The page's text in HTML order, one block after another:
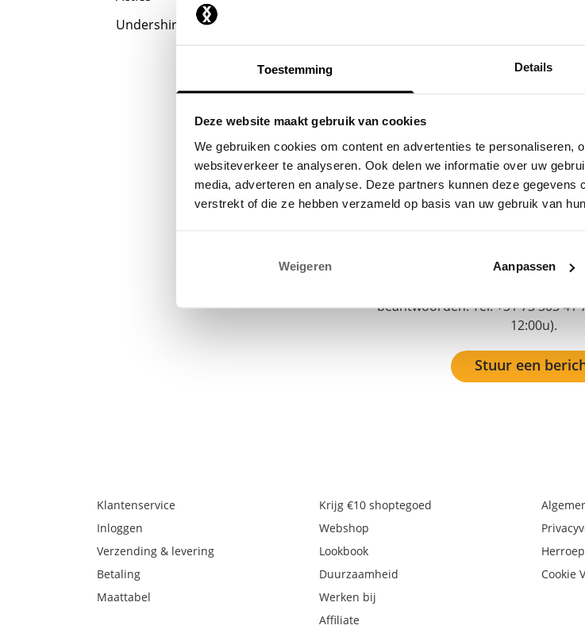
Toestemming Details
Deze website maakt gebruik van cookies
We gebruiken cookies om content en advertenties te personaliseren,
websiteverkeer te analyseren. Ook delen we informatie over uw
media, adverteren en analyse. Deze partners kunnen deze
verstrekt of die ze hebben verzameld op basis van uw gebruik van
Weigeren Aanpassen
Undershirts
Neem
Wij staan 24/7 voor je klaar!
selecteer je type abonnement en
ons ook bereiken via hello-
streven ernaar om je vraag
beantwoorden. Tel: +31 73 303 41
12:00u).
Stuur een
Klantenservice
Inloggen
Verzending & levering
Betaling
Maattabel
Krijg €10 shoptegoed
Webshop
Lookbook
Duurzaamheid
Werken bij
Affiliate
Cookie